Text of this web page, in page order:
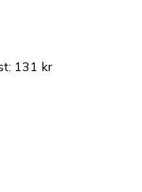
: 131 kr